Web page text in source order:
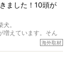
と、丈夫で病気にも
るのです。
とはないし、飼い
読んで欲しい、ある
ました！10頭が
。
増えています。そん
、南の楽園ハワイ。
海外取材